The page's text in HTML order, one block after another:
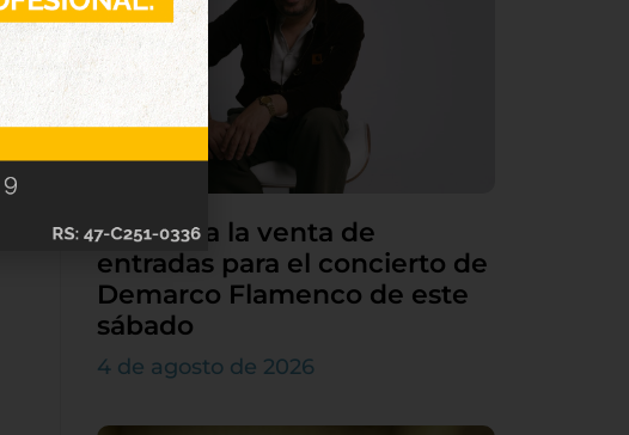
Continúa la venta de
entradas para el concierto de
Demarco Flamenco de este
sábado
4 de agosto de 2026